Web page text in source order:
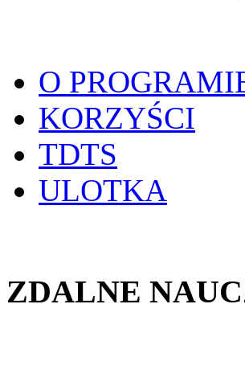
O
KORZYŚCI
TDTS
ULOTKA
ZDALNE